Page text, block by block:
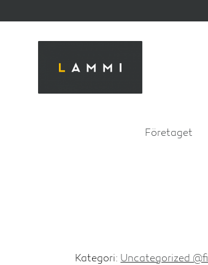
Företaget
Kategori: Uncategorized @fi